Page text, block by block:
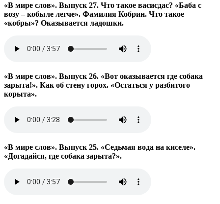
«В мире слов». Выпуск 27. Что такое васисдас? «Баба с
возу – кобыле легче». Фамилия Кобрин. Что такое
«кобры»? Оказывается ладошки.
«В мире слов». Выпуск 26. «Вот оказывается где собака
зарыта!». Как об стену горох. «Остаться у разбитого
корыта».
«В мире слов». Выпуск 25. «Седьмая вода на киселе».
«Догадайся, где собака зарыта?».